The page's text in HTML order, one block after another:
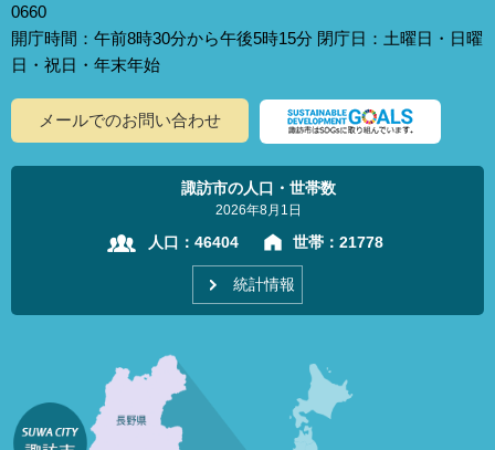
0660
開庁時間：午前8時30分から午後5時15分 閉庁日：土曜日・日曜
日・祝日・年末年始
メールでのお問い合わせ
諏訪市の人口・世帯数
2026年8月1日
人口： 46404 世帯： 21778
統計情報